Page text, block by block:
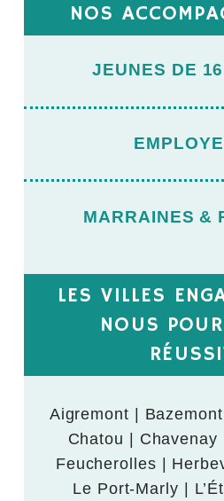
NOS
JEUNES DE
MARRAINES &
LES VILLES
NOUS
Aigremont |
Chatou | Chavenay
Feucherolles |
Le Port-Marly |